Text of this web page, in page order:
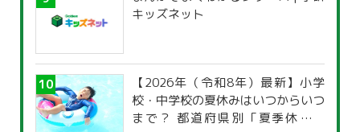
キッズネット
【2026年（令和8年）最新】小学
校・中学校の夏休みはいつからいつ
まで？ 都道府県別「夏季休暇一